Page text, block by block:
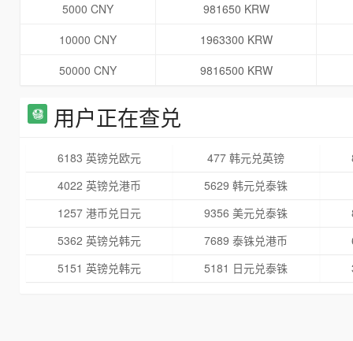
5000 CNY
981650 KRW
10000 CNY
1963300 KRW
50000 CNY
9816500 KRW
用户正在查兑
6183 英镑兑欧元 477 韩元兑英镑
4022 英镑兑港币
5629 韩元兑泰铢
1257 港币兑日元
9356 美元兑泰铢
5362 英镑兑韩元
7689 泰铢兑港币
5151 英镑兑韩元
5181 日元兑泰铢